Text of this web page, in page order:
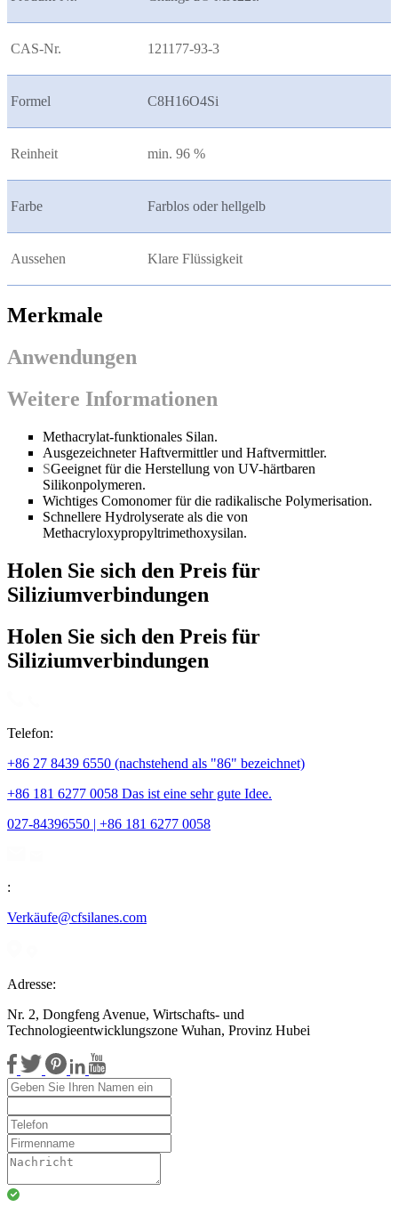
CAS-Nr. 121177-93-3
Formel C8H16O4Si
Reinheit min. 96 %
Farbe Farblos oder hellgelb
Aussehen Klare Flüssigkeit
Merkmale
Anwendungen
Weitere Informationen
Methacrylat-funktionales Silan.
Ausgezeichneter Haftvermittler und Haftvermittler.
SGeeignet für die Herstellung von UV-härtbaren
Silikonpolymeren.
Wichtiges Comonomer für die radikalische Polymerisation.
Schnellere Hydrolyserate als die von
Methacryloxypropyltrimethoxysilan.
Holen Sie sich den Preis für
Siliziumverbindungen
Holen Sie sich den Preis für
Siliziumverbindungen
Telefon:
+86 27 8439 6550 (nachstehend als "86" bezeichnet)
+86 181 6277 0058 Das ist eine sehr gute Idee.
027-84396550 | +86 181 6277 0058
:
Verkäufe@cfsilanes.com
Adresse:
Nr. 2, Dongfeng Avenue, Wirtschafts- und
Technologieentwicklungszone Wuhan, Provinz Hubei